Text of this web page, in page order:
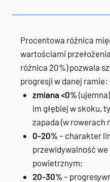
Procentowa różnica
wartościami
różnica 20%) pozwala
progresji w danej ramie:
zmiana <0%
im głębiej w skoku,
zapada (w rowerach
0-20% – charakter
przewidywalność we
powietrznym;
20-30% –